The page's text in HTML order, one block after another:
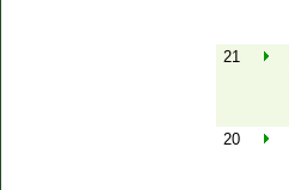
21
20